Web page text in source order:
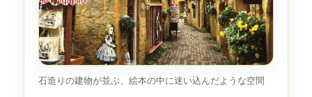
石造りの建物が並ぶ、絵本の中に迷い込んだような空間